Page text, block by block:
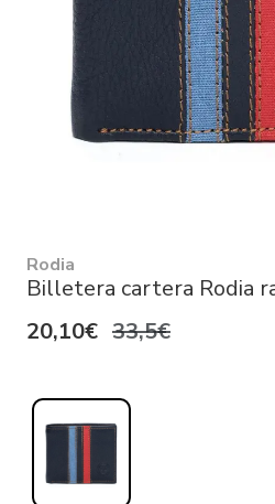
Rodia
Billetera cartera Rodia
20,10€ 33,5€